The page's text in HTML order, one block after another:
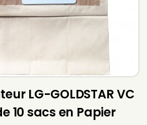
LG-GOLDSTAR VC
10 sacs en Papier